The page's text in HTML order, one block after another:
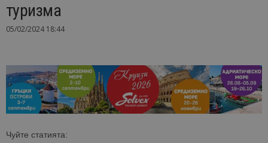
туризма
05/02/2024 18:44
Чуйте статията: